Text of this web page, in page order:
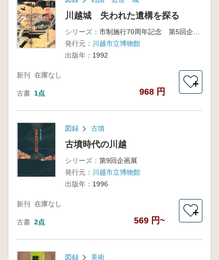
川越城 失われた遺構を探る
シリーズ：
発行元： 川越市立博物館
出版年： 1992
新刊 在庫なし
古書 1点 968 円
＋
図録 古墳
古墳時代の川越
シリーズ： 第9回企画展
発行元： 川越市立博物館
出版年： 1996
新刊 在庫なし
古書 2点 569 円~
＋
図録 美術